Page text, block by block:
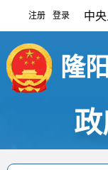
注册 登录 中
隆